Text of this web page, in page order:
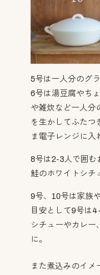
5号は一人分のグ
6号は湯豆腐やち
や雑炊など一人分
を生かしてふたつ
ま電子レンジに入
8号は2-3人で囲む
鮭のホワイトシチ
9号、10号は家族
目安として9号は
シチューやカレー
に。
また煮込みのイメ